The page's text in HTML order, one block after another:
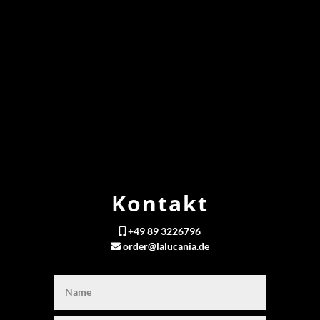
Kontakt
+49 89 3226796
order@lalucania.de